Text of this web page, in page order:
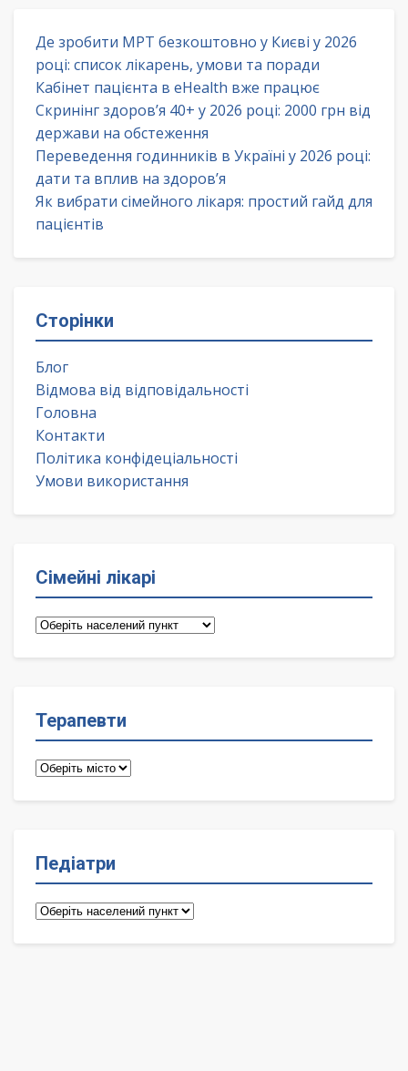
Де зробити МРТ безкоштовно у Києві у 2026
році: список лікарень, умови та поради
Кабінет пацієнта в eHealth вже працює
Скринінг здоров’я 40+ у 2026 році: 2000 грн від
держави на обстеження
Переведення годинників в Україні у 2026 році:
дати та вплив на здоров’я
Як вибрати сімейного лікаря: простий гайд для
пацієнтів
Сторінки
Блог
Відмова від відповідальності
Головна
Контакти
Політика конфідеціальності
Умови використання
Сімейні лікарі
Сімейні
Терапевти
Терапевти
Педіатри
Педіатри